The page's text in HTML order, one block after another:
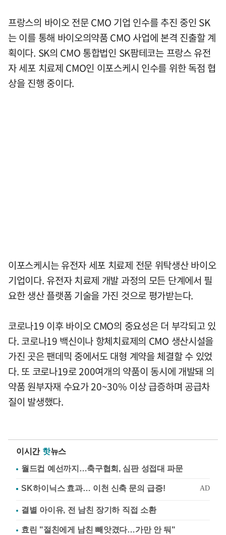
프랑스의 바이오 전문 CMO 기업 인수를 추진 중인 SK
는 이를 통해 바이오의약품 CMO 사업에 본격 진출할 계
획이다. SK의 CMO 통합법인 SK팜테코는 프랑스 유전
자 세포 치료제 CMO인 이포스케시 인수를 위한 독점 협
상을 진행 중이다.
이포스케시는 유전자 세포 치료제 전문 위탁생산 바이오
기업이다. 유전자 치료제 개발 과정의 모든 단계에서 필
요한 생산 플랫폼 기술을 가진 것으로 평가받는다.
코로나19 이후 바이오 CMO의 중요성은 더 부각되고 있
다. 코로나19 백신이나 항체치료제의 CMO 생산시설을
가진 곳은 팬데믹 중에서도 대형 계약을 체결할 수 있었
다. 또 코로나19로 200여개의 약품이 동시에 개발돼 의
약품 원부자재 수요가 20~30% 이상 급증하며 공급차
질이 발생했다.
이시간 핫뉴스
월드컵 예선까지…축구협회, 심판 성접대 파문
결별 아이유, 전 남친 장기하 직접 소환
효린 "절친에게 남친 빼앗겼다…가만 안 둬"